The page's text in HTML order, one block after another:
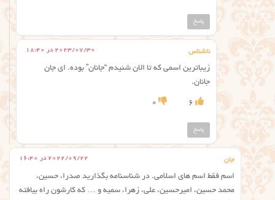
پاسخ
ناشناس 2023/07/30 در 18:40
زیباترین اسمی که تا الان شنیدم “جانان” بوده. ای جان
جانان.
6
0
پاسخ
جان 2022/09/22 در 16:40
اسم فقط اسم های اسلامی. در شناسنامه بگذارید صدرا، حسین،
محمد حسین، امیرحسین، علی، زهرا، سمیه و … که کارشون راه بیافته